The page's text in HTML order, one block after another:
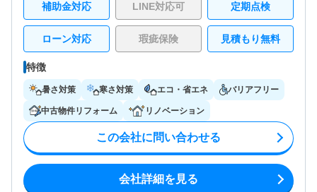
補助金対応 LINE対応可 定期点検
ローン対応 瑕疵保険 見積もり無料
特徴
暑さ対策 寒さ対策 エコ・省エネ バリアフリー
中古物件リフォーム リノベーション
この会社に問い合わせる
会社詳細を見る